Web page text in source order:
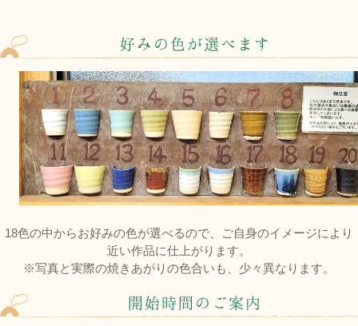
好みの色が選べます
18色の中からお好みの色が選べるので、ご自身のイメージにより
近い作品に仕上がります。
※写真と実際の焼きあがりの色合いも、少々異なります。
開始時間のご案内